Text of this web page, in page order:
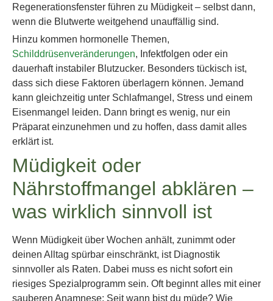
Regenerationsfenster führen zu Müdigkeit – selbst dann,
wenn die Blutwerte weitgehend unauffällig sind.
Hinzu kommen hormonelle Themen,
Schilddrüsenveränderungen, Infektfolgen oder ein
dauerhaft instabiler Blutzucker. Besonders tückisch ist,
dass sich diese Faktoren überlagern können. Jemand
kann gleichzeitig unter Schlafmangel, Stress und einem
Eisenmangel leiden. Dann bringt es wenig, nur ein
Präparat einzunehmen und zu hoffen, dass damit alles
erklärt ist.
Müdigkeit oder
Nährstoffmangel abklären –
was wirklich sinnvoll ist
Wenn Müdigkeit über Wochen anhält, zunimmt oder
deinen Alltag spürbar einschränkt, ist Diagnostik
sinnvoller als Raten. Dabei muss es nicht sofort ein
riesiges Spezialprogramm sein. Oft beginnt alles mit einer
sauberen Anamnese: Seit wann bist du müde? Wie